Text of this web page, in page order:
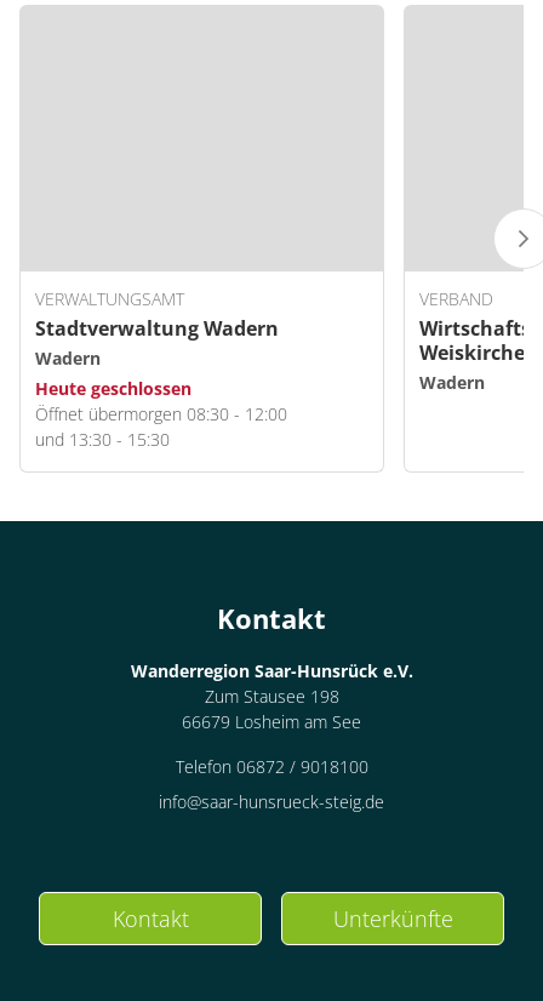
VERWALTUNGSAMT
Stadtverwaltung Wadern
Wadern
Heute geschlossen
Öffnet übermorgen 08:30 - 12:00
und 13:30 - 15:30
VERBAND
Weiskirchen
Wadern
Kontakt
Wanderregion Saar-Hunsrück e.V.
Zum Stausee 198
66679 Losheim am See
Telefon 06872 / 9018100
info@saar-hunsrueck-steig.de
Kontakt Unterkünfte